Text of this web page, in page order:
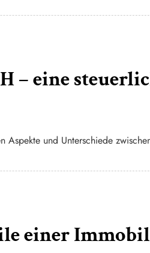
– eine
Aspekte und Unterschiede
einer